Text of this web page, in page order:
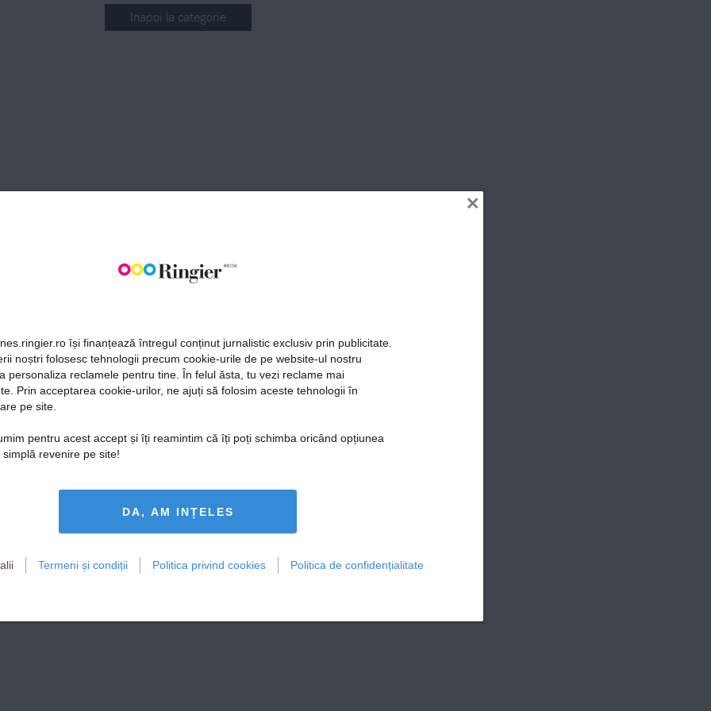
×
își finanțează întregul conținut jurnalistic exclusiv prin publicitate.
noștri folosesc tehnologii precum cookie-urile de pe website-ul nostru
personaliza reclamele pentru tine. În felul ăsta, tu vezi reclame mai
Prin acceptarea cookie-urilor, ne ajuți să folosim aceste tehnologii în
pe site.
pentru acest accept și îți reamintim că îți poți schimba oricând opțiunea
simplă revenire pe site!
DA, AM INȚELES
Termeni și condiții Politica privind cookies Politica de confidențialitate
Inapoi la categorie
Fii la curent cu toate aparițiile din grupul Ringier.
© 2026 Ringier Romania. Toate drepturile rezervate